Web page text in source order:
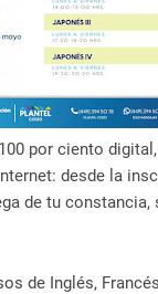
por ciento
desde la
de tu constancia,
de Inglés,